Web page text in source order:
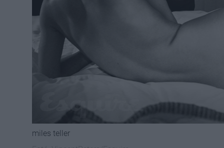
miles teller